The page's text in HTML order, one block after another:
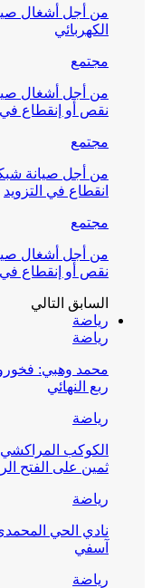
من أجل أشغال
الكهربائي
مجتمع
من أجل أشغال
نقص أو إنقطاع في
مجتمع
من أجل صيانة
انقطاع في التزويد
مجتمع
من أجل أشغال
نقص أو إنقطاع في
السابق التالي
رياضة
رياضة
محمد وهبي:
ربع النهائي
رياضة
الكوكب
ثمين على الفتح
رياضة
نادي الحي
آسفي
رياضة